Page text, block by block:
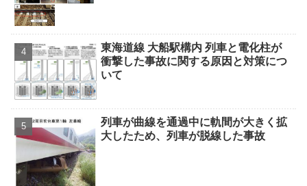
東海道線 大船駅構内 列車と電化柱が
衝撃した事故に関する原因と対策につ
いて
列車が曲線を通過中に軌間が大きく拡
大したため、列車が脱線した事故